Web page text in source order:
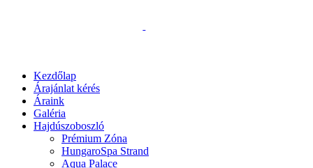
Kezdőlap
Árajánlat kérés
Áraink
Galéria
Hajdúszoboszló
Prémium Zóna
HungaroSpa Strand
Aqua Palace